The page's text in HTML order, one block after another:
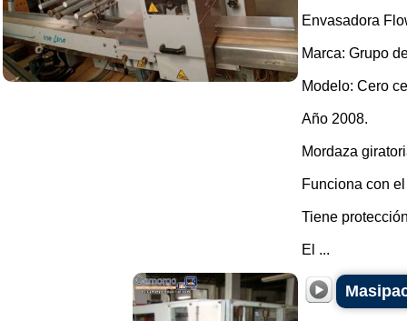
Envasadora
Marca: Grupo
Modelo: Cero
Año 2008.
Mordaza
Funciona con
Tiene
El ...